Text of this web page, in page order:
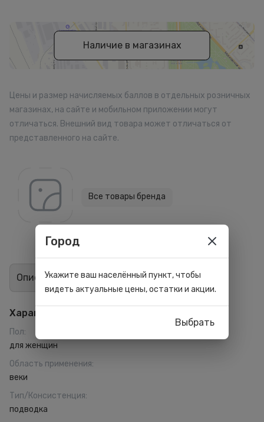
Наличие в магазинах
Цены и размер начисляемых баллов в отдельных розничных
магазинах, на сайте и мобильном приложении могут
отличаться. Внешний вид товара может отличаться от
представленного на сайте.
Все товары бренда
Описание Отзывы 1
Характеристики
Пол:
для женщин
Область применения:
веки
Тип/Консистенция:
подводка
Город
Укажите ваш населённый пункт, чтобы
видеть актуальные цены, остатки и акции.
Выбрать